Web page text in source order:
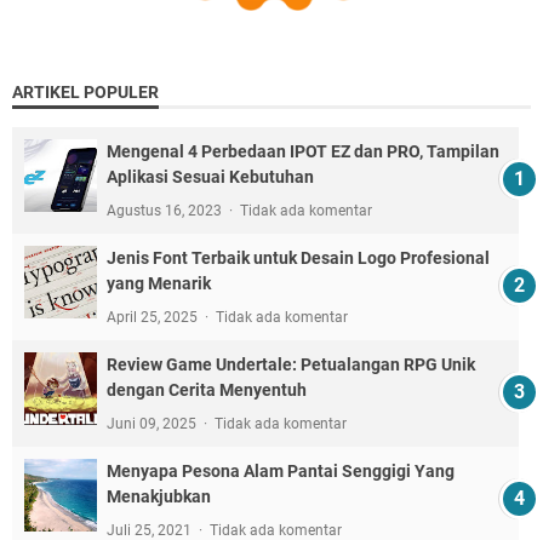
ARTIKEL POPULER
Mengenal 4 Perbedaan IPOT EZ dan PRO, Tampilan
Aplikasi Sesuai Kebutuhan
Agustus 16, 2023 Tidak ada komentar
Jenis Font Terbaik untuk Desain Logo Profesional
yang Menarik
April 25, 2025 Tidak ada komentar
Review Game Undertale: Petualangan RPG Unik
dengan Cerita Menyentuh
Juni 09, 2025 Tidak ada komentar
Menyapa Pesona Alam Pantai Senggigi Yang
Menakjubkan
Juli 25, 2021 Tidak ada komentar